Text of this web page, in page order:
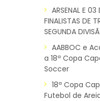
ARSENAL E
FINALISTAS DE
SEGUNDA
AABBOC e
a 18ª Copa
Soccer
18ª Copa
Futebol de